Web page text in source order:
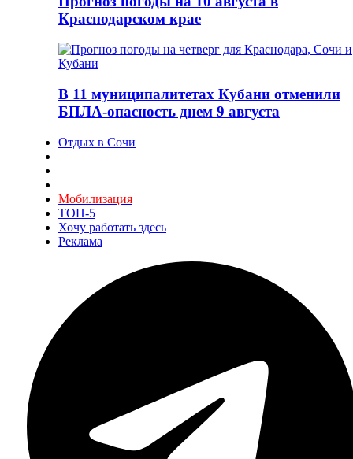
Краснодарском крае
В 11 муниципалитетах Кубани отменили
БПЛА-опасность днем 9 августа
Отдых в Сочи
Мобилизация
ТОП-5
Хочу работать здесь
Реклама